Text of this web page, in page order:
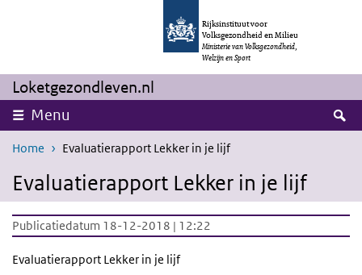
Overslaan en naar de inhoud gaan
Rijksinstituut voor
Volksgezondheid en Milieu
Ministerie van Volksgezondheid,
Welzijn en Sport
Loketgezondleven.nl
Menu
Home Evaluatierapport Lekker in je lijf
Evaluatierapport Lekker in je lijf
Publicatiedatum 18-12-2018 | 12:22
Evaluatierapport Lekker in je lijf